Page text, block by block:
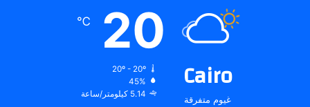
Cairo
غيوم متفرقة
20
℃
20º - 20º
45%
5.14 كيلومتر/ساعة